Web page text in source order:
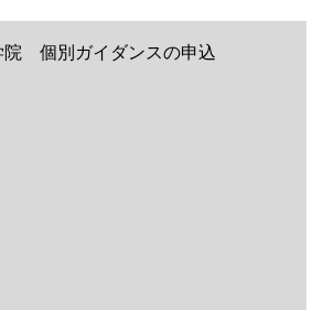
個別ガイダンスの申込